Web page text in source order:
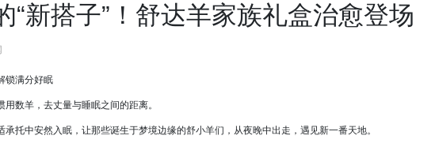
“新搭子”！舒达羊家族礼盒治愈登场
锁满分好眠
数羊，去丈量与睡眠之间的距离。
托中安然入眠，让那些诞生于梦境边缘的舒小羊们，从夜晚中出走，遇见新一番天地。